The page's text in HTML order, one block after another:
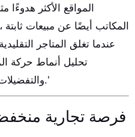
المواقع الأكثر
المكاتب أيضًا عن مبيعات
عندما تغلق المتاجر
تحليل أنماط حركة
والتفضيلات الديموغرافية لتحسين الموضع.’